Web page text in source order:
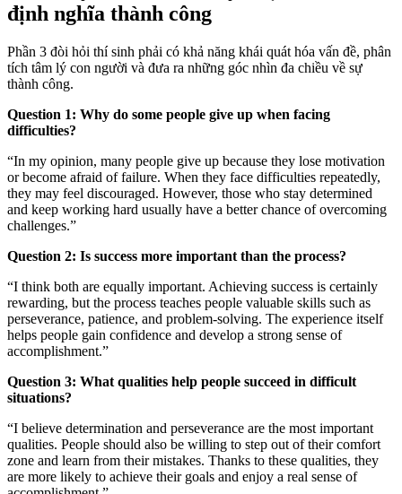
định nghĩa thành công
Phần 3 đòi hỏi thí sinh phải có khả năng khái quát hóa vấn đề, phân
tích tâm lý con người và đưa ra những góc nhìn đa chiều về sự
thành công.
Question 1: Why do some people give up when facing
difficulties?
“In my opinion, many people give up because they lose motivation
or become afraid of failure. When they face difficulties repeatedly,
they may feel discouraged. However, those who stay determined
and keep working hard usually have a better chance of overcoming
challenges.”
Question 2: Is success more important than the process?
“I think both are equally important. Achieving success is certainly
rewarding, but the process teaches people valuable skills such as
perseverance, patience, and problem-solving. The experience itself
helps people gain confidence and develop a strong sense of
accomplishment.”
Question 3: What qualities help people succeed in difficult
situations?
“I believe determination and perseverance are the most important
qualities. People should also be willing to step out of their comfort
zone and learn from their mistakes. Thanks to these qualities, they
are more likely to achieve their goals and enjoy a real sense of